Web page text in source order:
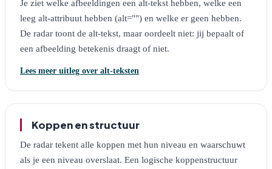
Je ziet welke afbeeldingen een alt-tekst hebben, welke een
leeg alt-attribuut hebben (alt="") en welke er geen hebben.
De radar toont de alt-tekst, maar oordeelt niet: jij bepaalt of
een afbeelding betekenis draagt of niet.
Lees meer uitleg over alt-teksten
Koppen en structuur
De radar tekent alle koppen met hun niveau en waarschuwt
als je een niveau overslaat. Een logische koppenstructuur